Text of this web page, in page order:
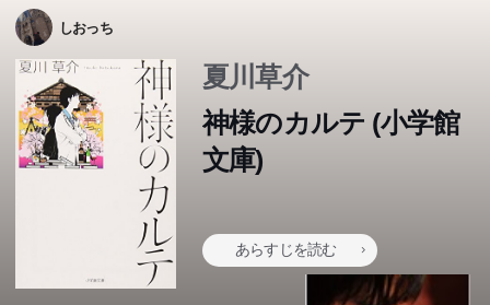
しおっち
夏川草介
神様のカルテ (小学館
文庫)
あらすじを読む